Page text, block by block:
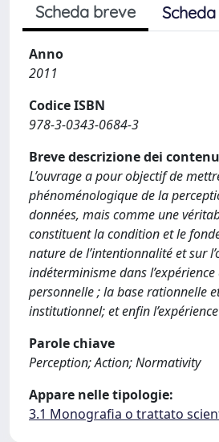
Scheda breve
Anno
2011
Codice ISBN
978-3-0343-0684-3
Breve descrizione dei
L’ouvrage a pour objectif de
phénoménologique de la
données, mais comme une
constituent la condition et le
nature de l’intentionnalité et sur
indéterminisme dans
personnelle ; la base rationnelle
institutionnel; et enfin
Parole chiave
Perception; Action; Normativity
Appare nelle tipologie:
3.1 Monografia o trattato